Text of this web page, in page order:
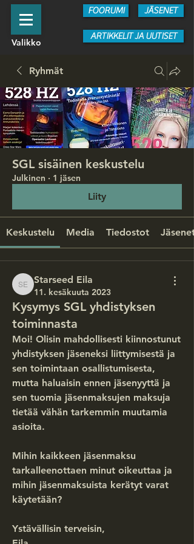
JÄSENET
FOORUMI
Valikko
ARTIKKELIT JA UUTISET
Ryhmät
SGL sisäinen keskustelu
Julkinen · 1 jäsen
Liity
Keskustelu Media Tiedostot Jäsenet
Starseed Eila
Starseed Eila
11. kesäkuuta 2023
Kysymys SGL yhdistyksen
toiminnasta
Moi! Olisin mahdollisesti kiinnostunut
yhdistyksen jäseneksi liittymisestä ja
sen toimintaan osallistumisesta,
mutta haluaisin ennen jäsenyyttä ja
sen tuomia jäsenmaksujen maksuja
tietää vähän tarkemmin muutamia
asioita.
Mihin kaikkeen jäsenmaksu
tarkalleenottaen minut oikeuttaa ja
mihin jäsenmaksuista kerätyt varat
käytetään?
Ystävällisin terveisin,